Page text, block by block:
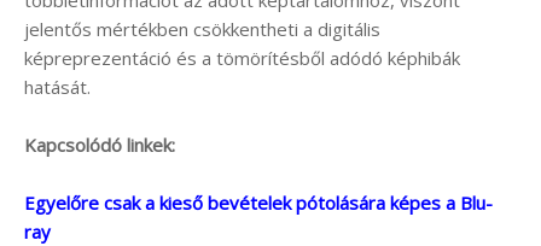
jelentős mértékben csökkentheti a digitális
képreprezentáció és a tömörítésből adódó képhibák
hatását.
Kapcsolódó linkek:
Egyelőre csak a kieső bevételek pótolására képes a Blu-
ray